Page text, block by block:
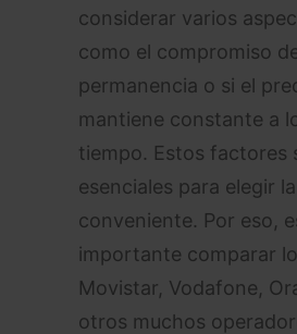
considerar varios
como el compromiso
permanencia o si el
mantiene constante a
tiempo. Estos factores
esenciales para elegir
conveniente. Por eso,
importante comparar
Movistar, Vodafone,
otros muchos